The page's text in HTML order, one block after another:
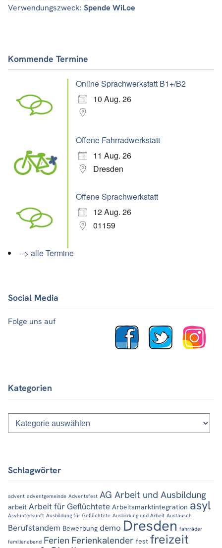
Verwendungszweck: Spende WiLoe
Kommende Termine
Online Sprachwerkstatt B1+/B2
10 Aug. 26
Offene Fahrradwerkstatt
11 Aug. 26
Dresden
Offene Sprachwerkstatt
12 Aug. 26
01159
--> alle Termine
Social Media
Folge uns auf
Kategorien
Kategorien
Schlagwörter
advent adventgemeinde Adventsfest AG Arbeit und Ausbildung
arbeit Arbeit für Geflüchtete Arbeitsmarktintegration asyl
Asylunterkunft Ausbildung für Geflüchtete Ausbildung und Arbeit Austausch
Berufstandem Bewerbung demo Dresden fahrräder
familienabend Ferien Ferienkalender fest freizeit